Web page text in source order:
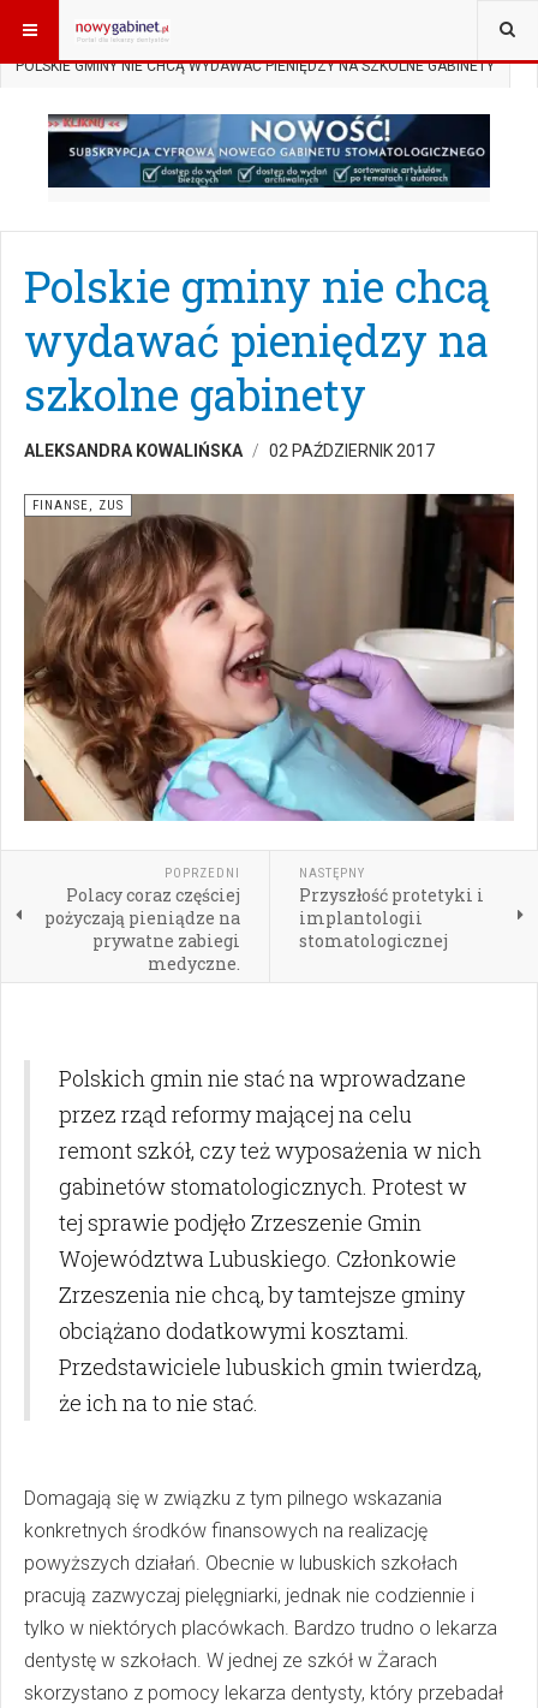
JESTEŚ TUTAJ: START
POLSKIE GMINY NIE CHCĄ WYDAWAĆ PIENIĘDZY NA SZKOLNE GABINETY
Polskie gminy nie chcą
wydawać pieniędzy na
szkolne gabinety
ALEKSANDRA KOWALIŃSKA 02 PAŹDZIERNIK 2017
FINANSE, ZUS
POPRZEDNI
Polacy coraz częściej
pożyczają pieniądze na
prywatne zabiegi
medyczne.
NASTĘPNY
Przyszłość protetyki i
implantologii
stomatologicznej
Polskich gmin nie stać na wprowadzane
przez rząd reformy mającej na celu
remont szkół, czy też wyposażenia w nich
gabinetów stomatologicznych. Protest w
tej sprawie podjęło Zrzeszenie Gmin
Województwa Lubuskiego. Członkowie
Zrzeszenia nie chcą, by tamtejsze gminy
obciążano dodatkowymi kosztami.
Przedstawiciele lubuskich gmin twierdzą,
że ich na to nie stać.
Domagają się w związku z tym pilnego wskazania
konkretnych środków finansowych na realizację
powyższych działań. Obecnie w lubuskich szkołach
pracują zazwyczaj pielęgniarki, jednak nie codziennie i
tylko w niektórych placówkach. Bardzo trudno o lekarza
dentystę w szkołach. W jednej ze szkół w Żarach
skorzystano z pomocy lekarza dentysty, który przebadał